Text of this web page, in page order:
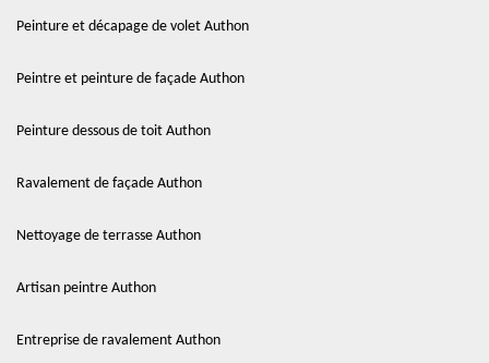
Peinture et décapage de volet Authon
Peintre et peinture de façade Authon
Peinture dessous de toit Authon
Ravalement de façade Authon
Nettoyage de terrasse Authon
Artisan peintre Authon
Entreprise de ravalement Authon